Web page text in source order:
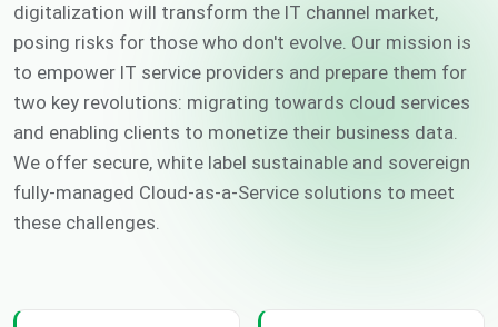
digitalization will transform the IT channel market,
posing risks for those who don't evolve. Our mission is
to empower IT service providers and prepare them for
two key revolutions: migrating towards cloud services
and enabling clients to monetize their business data.
We offer secure, white label sustainable and sovereign
fully-managed Cloud-as-a-Service solutions to meet
these challenges.